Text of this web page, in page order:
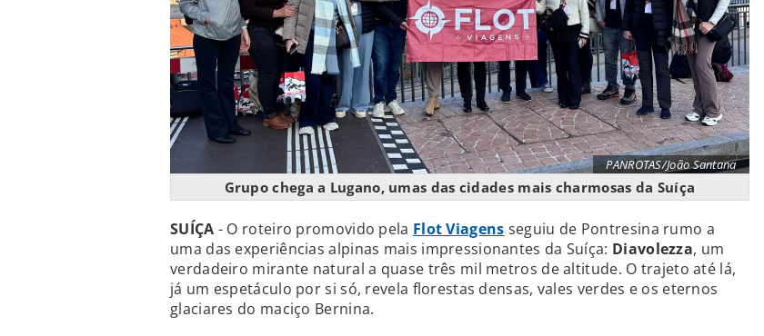
PANROTAS/João Santana
Grupo chega a Lugano, umas das cidades mais charmosas da Suíça
SUÍÇA - O roteiro promovido pela Flot Viagens seguiu de Pontresina rumo a
uma das experiências alpinas mais impressionantes da Suíça: Diavolezza, um
verdadeiro mirante natural a quase três mil metros de altitude. O trajeto até lá,
já um espetáculo por si só, revela florestas densas, vales verdes e os eternos
glaciares do maciço Bernina.